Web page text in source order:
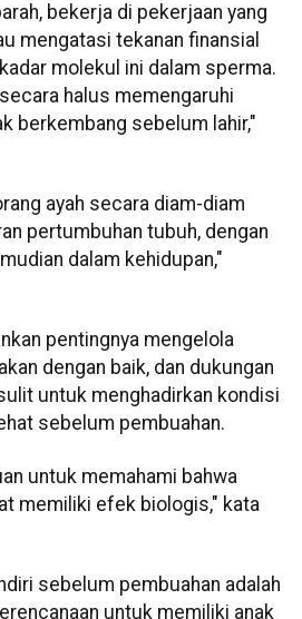
bekerja di pekerjaan yang
mengatasi tekanan finansial
molekul ini dalam sperma.
halus memengaruhi
berkembang sebelum lahir,"
ayah secara diam-diam
pertumbuhan tubuh, dengan
dalam kehidupan,"
pentingnya mengelola
dengan baik, dan dukungan
untuk menghadirkan kondisi
sebelum pembuahan.
untuk memahami bahwa
memiliki efek biologis," kata
sebelum pembuahan adalah
untuk memiliki anak